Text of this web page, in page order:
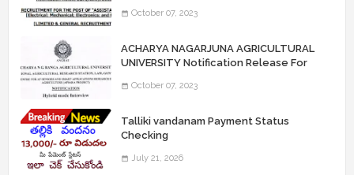
“Assistant Engineers" Posts
October 07, 2023
ACHARYA NAGARJUNA AGRICULTURAL
UNIVERSITY Notification Release For
October 07, 2023
Talliki vandanam Payment Status
Checking
July 21, 2026